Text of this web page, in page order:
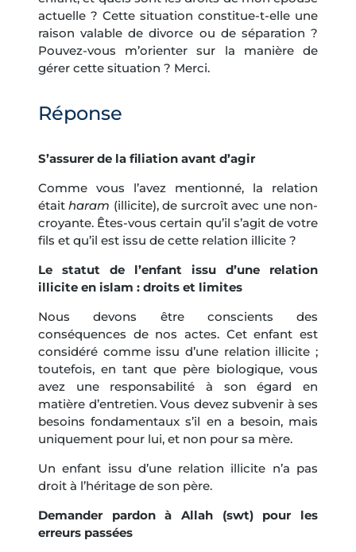
actuelle ? Cette situation constitue-t-elle une
raison valable de divorce ou de séparation ?
Pouvez-vous m’orienter sur la manière de
gérer cette situation ? Merci.
Réponse
S’assurer de la filiation avant d’agir
Comme vous l’avez mentionné, la relation
étaitharam (illicite), de surcroît avec une non-
croyante. Êtes-vous certain qu’il s’agit de votre
fils et qu’il est issu de cette relation illicite ?
Le statut de l’enfant issu d’une relation
illicite en islam : droits et limites
Nous devons être conscients des
conséquences de nos actes. Cet enfant est
considéré comme issu d’une relation illicite ;
toutefois, en tant que père biologique, vous
avez une responsabilité à son égard en
matière d’entretien. Vous devez subvenir à ses
besoins fondamentaux s’il en a besoin, mais
uniquement pour lui, et non pour sa mère.
Un enfant issu d’une relation illicite n’a pas
droit à l’héritage de son père.
Demander pardon à Allah (swt) pour les
erreurs passées